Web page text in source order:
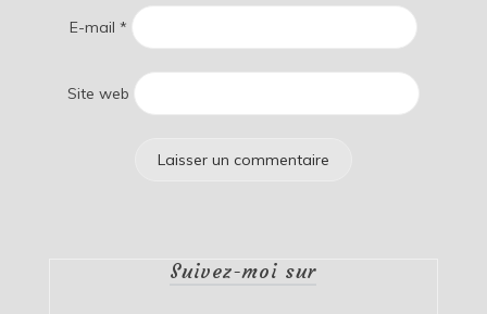
E-mail *
Site web
Suivez-moi sur